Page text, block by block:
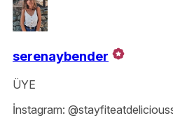
serenaybender
ÜYE
İnstagram: